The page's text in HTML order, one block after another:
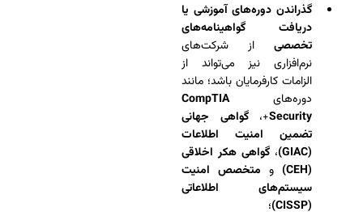
گذراندن دوره‌های آموزشی یا
دریافت گواهینامه‌های
تخصصی از شرکت‌های
نرم‌افزاری نیز می‌تواند از
الزامات کارفرمایان باشد؛ مانند
دوره‌هایCompTIA
Security+،گواهی جهانی
تضمین امنیت اطلاعات
(GIAC)
، گواهی هکر اخلاقی
(CEH)
و متخصص امنیت
سیستم‌های اطلاعاتی
(CISSP)
؛